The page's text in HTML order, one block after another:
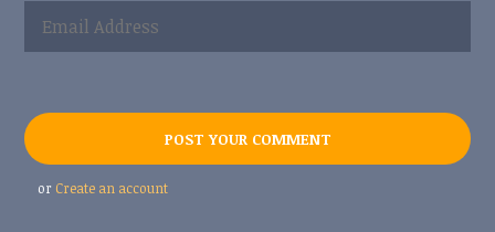
or Create an account